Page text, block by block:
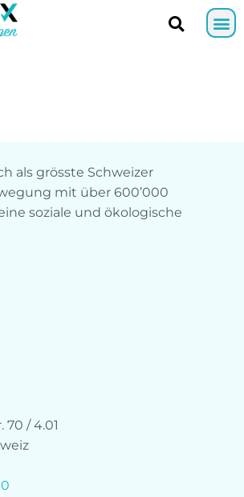
als grösste Schweizer
mit über 600’000
soziale und ökologische
/ 4.01